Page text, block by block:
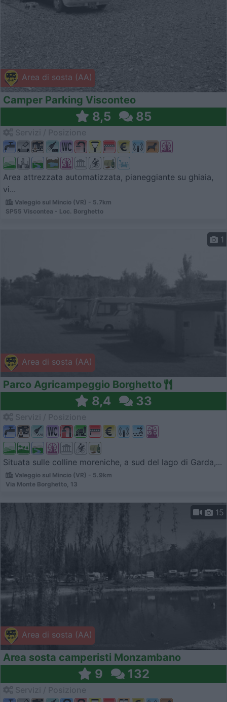
Area di sosta (AA)
Camper Parking Visconteo
8,5 85
Area attrezzata automatizzata, pianeggiante su ghiaia,
vi...
Valeggio sul Mincio (VR) - 5.7km
SP55 Viscontea - Loc. Borghetto
Area di sosta (AA)
1
Parco Agricampeggio Borghetto
8,4 33
Situata sulle colline moreniche, a sud del lago di Garda,...
Valeggio sul Mincio (VR) - 5.9km
Via Monte Borghetto, 13
Area di sosta (AA)
15
Area sosta camperisti Monzambano
9 132